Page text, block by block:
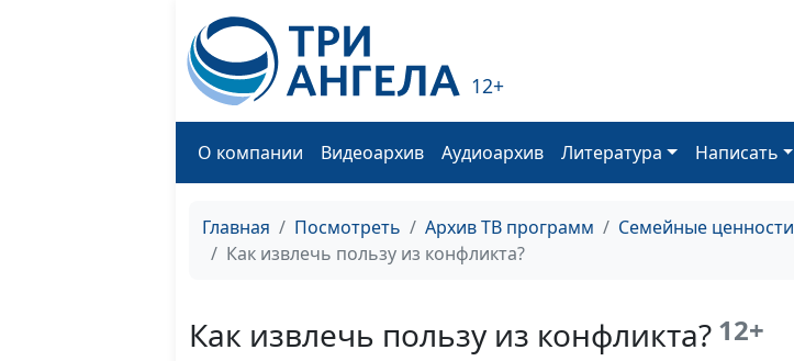
12+
О компании Видеоархив Аудиоархив Литература Написать
Главная Посмотреть Архив ТВ программ Семейные ценности
Как извлечь пользу из конфликта?
Как извлечь пользу из конфликта? 12+